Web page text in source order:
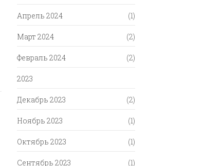
Апрель 2024 (1)
Март 2024 (2)
Февраль 2024 (2)
2023
Декабрь 2023 (2)
Ноябрь 2023 (1)
Октябрь 2023 (1)
Сентябрь 2023 (1)